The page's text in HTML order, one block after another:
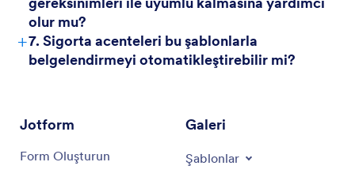
olur mu?
+7. Sigorta acenteleri bu şablonlarla
belgelendirmeyi otomatikleştirebilir mi?
Jotform
Form Oluşturun
Galeri
Şablonlar